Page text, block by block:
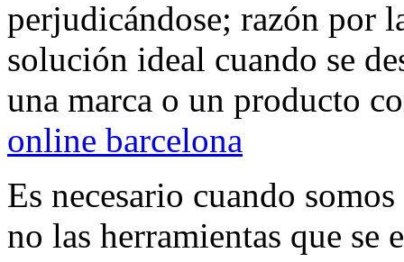
perjudicándose; razón por
solución ideal cuando se
una marca o un producto
online barcelona
Es necesario cuando
no las herramientas que se